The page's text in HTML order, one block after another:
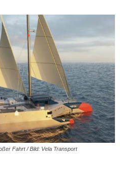
Fahrt / Bild: Vela Transport